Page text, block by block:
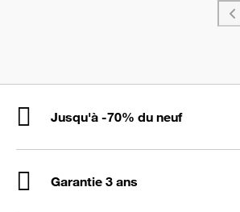
Jusqu'à -70% du neuf
Garantie 3 ans